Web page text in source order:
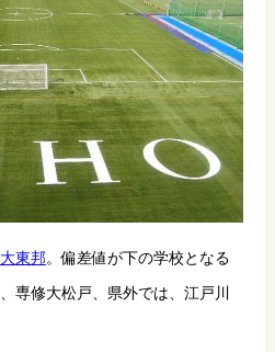
東邦。偏差値が下の学校となる
専修大松戸、県外では、江戸川